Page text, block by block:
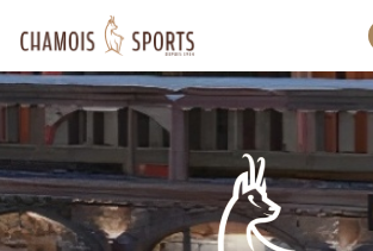
au
contenu
principal